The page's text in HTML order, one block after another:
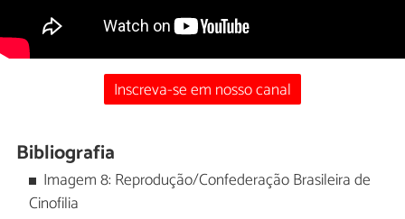
Inscreva-se em nosso canal
Bibliografia
Imagem 8: Reprodução/Confederação Brasileira de
Cinofilia